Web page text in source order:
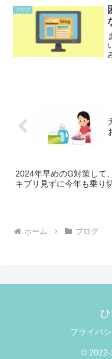
ブログ
2024年早めのG対策して
キブリ見ずに今年も乗り
ホーム ブログ
プライバ
© 2022-